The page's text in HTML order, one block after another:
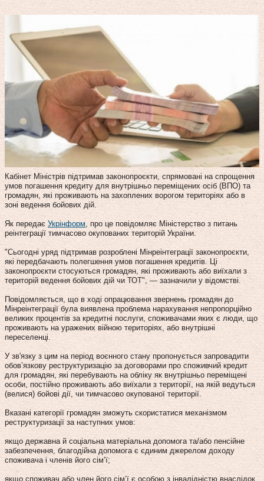
Кабінет Міністрів підтримав законопроєкти, спрямовані на спрощення
умов погашення кредиту для внутрішньо переміщених осіб (ВПО) та
громадян, які проживають на захоплених ворогом територіях або в
зоні ведення бойових дій.
Як передає Укрінформ , про це повідомляє Міністерство з питань
реінтеграції тимчасово окупованих територій України.
"Сьогодні уряд підтримав розроблені Мінреінтеграції законопроєкти,
які передбачають полегшення умов погашення кредитів. Ці
законопроєкти стосуються громадян, які проживають або виїхали з
територій ведення бойових дій чи ТОТ", — зазначили у відомстві.
Повідомляється, що в ході опрацювання звернень громадян до
Мінреінтеграції була виявлена проблема нарахування непропорційно
великих процентів за кредитні послуги, споживачами яких є люди, що
проживають на уражених війною територіях, або внутрішні
переселенці.
У зв'язку з цим на період воєнного стану пропонується запровадити
обов’язкову реструктуризацію за договорами про споживчий кредит
для громадян, які перебувають на обліку як внутрішньо переміщені
особи, постійно проживають або виїхали з території, на якій ведуться
(велися) бойові дії, чи тимчасово окупованої території.
Вказані категорії громадян зможуть скористатися механізмом
реструктуризації за наступних умов:
якщо державна й соціальна матеріальна допомога та/або пенсійне
забезпечення, благодійна допомога є єдиним джерелом доходу
споживача і членів його сім’ї;
якщо споживач або член його сім’ї є особою з інвалідністю внаслідок